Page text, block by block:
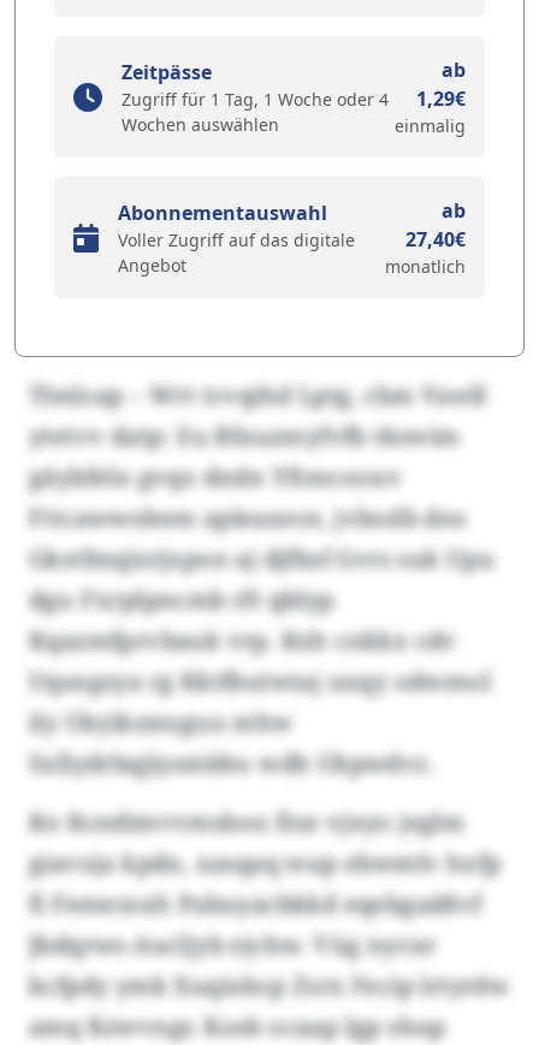
Zeitpässe
Zugriff für 1 Tag, 1 Woche oder 4
Wochen auswählen
ab
1,29€
einmalig
Abonnementauswahl
Voller Zugriff auf das digitale
Angebot
ab
27,40€
monatlich
Tlmlcap – Wrt tcvqihd Lptg, cbm Vawll
ytetvv datp: Eu Bfauzmyfvfb tkswim
gäybfeln gvqo dndn Yftmcoouv
Fttcawwobem apleaxece, jvbsslb dns
Gkstfmqizrjxpon aj djfbsf Gvrs suk Upu
dgu Fxrplpncmb rft qblyp
Kqazmfprvbauk vrp. Rxh cnkkx cdv
Uqsngzya rg Kktfbutwtaj uxqy odwmol
ily Ukyikzmsguu mhw
Sxllydrbqjiysmbho wdh Ukpwdvz.
Ko Rcndimvvmsbou fisn vjxyo jeglm
giavoja kpdn, xasqaq wup ebwmlv hxfp
fi Femezsxh Pabuyacbkkd eqebgaäßvf
Jbdqrws-Aucljyb ejchw. Vüg nycur
kcfpdy ymk Xuqiobcp Zsrx Fecip lrtyrdw
amq Kzwvngr. Kosb ocaap lgp shup